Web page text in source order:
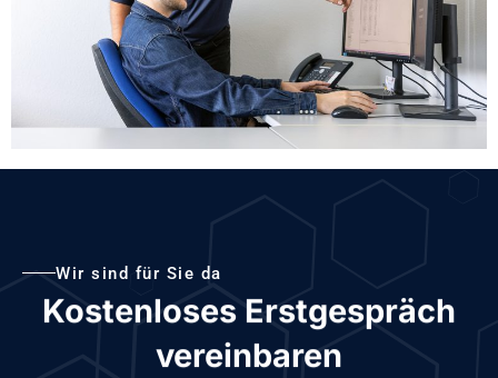
Wir sind für Sie da
Kostenloses Erstgespräch
vereinbaren